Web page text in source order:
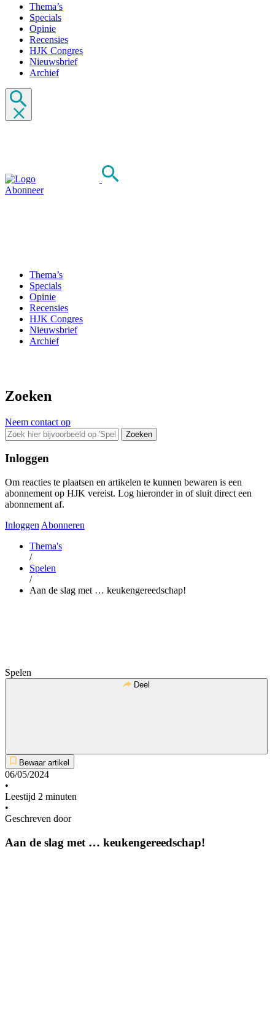
Thema’s
Specials
Opinie
Recensies
HJK Congres
Nieuwsbrief
Archief
Abonneer
Thema’s
Specials
Opinie
Recensies
HJK Congres
Nieuwsbrief
Archief
Zoeken
Neem contact op
Zoeken
Inloggen
Om reacties te plaatsen en artikelen te kunnen bewaren is een
abonnement op HJK vereist. Log hieronder in of sluit direct een
abonnement af.
Inloggen Abonneren
Thema's
/
Spelen
/
Aan de slag met … keukengereedschap!
Spelen
Deel
Bewaar artikel
06/05/2024
•
Leestijd 2 minuten
•
Geschreven door
Aan de slag met … keukengereedschap!